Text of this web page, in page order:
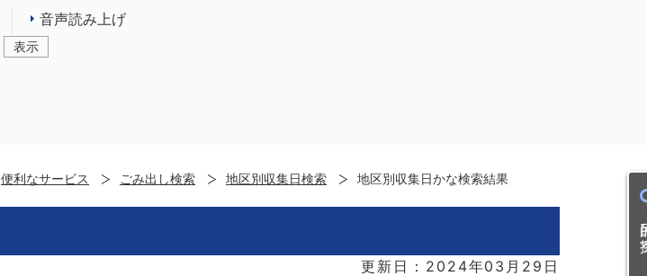
音声読み上げ
表示
目
便利なサービス ごみ出し検索 地区別収集日検索 地区別収集日かな検索結果
更新日：2024年03月29日